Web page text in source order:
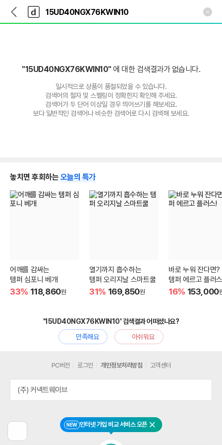
다
나
와
가
다
와
"15UD40NGX76KWIN10" 에 대한 검색결과가 없습니다.
일시적으로 상품이 품절되었을 수 있습니다.
검색어의 철자 및 스펠링이 정확한지 확인해 주세요.
검색어가 두 단어 이상일 경우 띄어쓰기를 해보세요.
보다 일반적인 검색어나 비슷한 검색어로 다시 검색해 보세요.
놓치면 후회하는 오늘의 특가
어깨를 감싸는
템퍼 심포니 베개
33% 118,860원
열기까지 흡수하는
템퍼 오리지날 스마트쿨
31% 169,850원
바로 누워 잔다면?
템퍼 에르고 플러
16% 153,000
'15UD40NGX76KWIN10' 검색결과 어떠셨나요?
만족해요
아쉬워요
전
NEW 인터넷 가입 비교 서비스 오픈 닫기
PC버전 로그인 개인정보처리방침 고객센터
(주) 커넥트웨이브